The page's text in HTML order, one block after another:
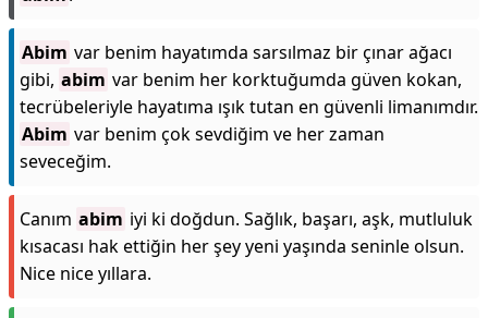
Abim var benim hayatımda sarsılmaz bir çınar ağacı
gibi, abim var benim her korktuğumda güven kokan,
tecrübeleriyle hayatıma ışık tutan en güvenli limanımdır.
Abim var benim çok sevdiğim ve her zaman
seveceğim.
Canım abim iyi ki doğdun. Sağlık, başarı, aşk, mutluluk
kısacası hak ettiğin her şey yeni yaşında seninle olsun.
Nice nice yıllara.